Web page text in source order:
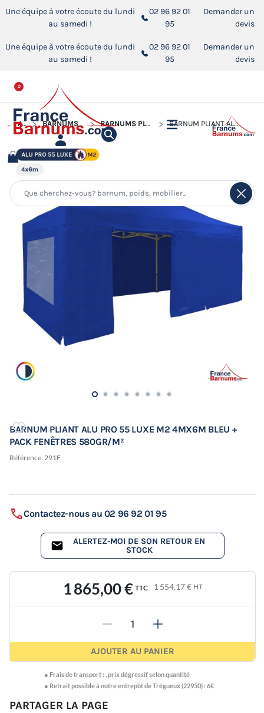
Une équipe à votre écoute du lundi
au samedi !
02 96 92 01
95
Demander un
devis
Une équipe à votre écoute du lundi
au samedi !
02 96 92 01
95
Demander un
devis
0
ACCUEIL BARNUMS PLIANTS ALUMINIUM PRO 55 LUXE M2 BARNUMS PLIANTS ALUMINIUM PRO 55 M2 AVEC FENÊTRES BARNUM PLIANT ALU PRO 55 LUXE M2 4MX6M BLEU + PACK FENÊTRES 580GR/M²
BARNUM PLIANT ALU PRO 55 LUXE M2 4MX6M BLEU +
PACK FENÊTRES 580GR/M²
Référence: 291F
Contactez-nous au 02 96 92 01 95
ALERTEZ-MOI DE SON RETOUR EN
STOCK
1 865,00 € TTC 1 554,17 € HT
- +
AJOUTER AU PANIER
● Frais de transport : prix dégressif selon quantité
● Retrait possible à notre entrepôt de Trégueux (22950) : 6€
PARTAGER LA PAGE